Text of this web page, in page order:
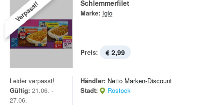
Verpasst! Schlemmerfilet
Marke: Iglo
Preis: € 2,99
Leider verpasst!
Gültig: 21.06. -
27.06.
Händler: Netto Marken-Discount
Stadt:
Rostock